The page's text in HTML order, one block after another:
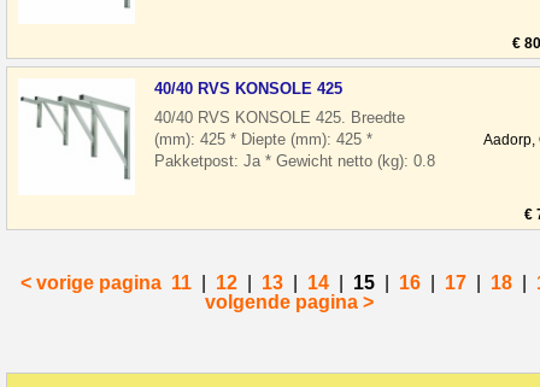
€
40/40 RVS KONSOLE 425
40/40 RVS KONSOLE 425. Breedte
(mm): 425 * Diepte (mm): 425 *
Pakketpost: Ja * Gewicht netto (kg): 0.8
Aadorp,
€
< vorige pagina 11 12 13 14 15 16 17 18
volgende pagina >